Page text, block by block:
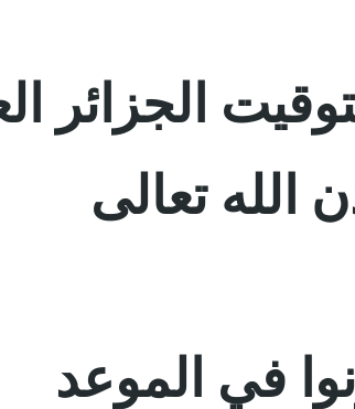
الجزائر
الله تعالى
في الموعد